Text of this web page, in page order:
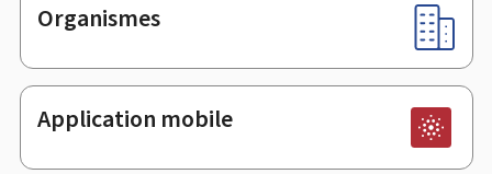
Organismes
Application mobile